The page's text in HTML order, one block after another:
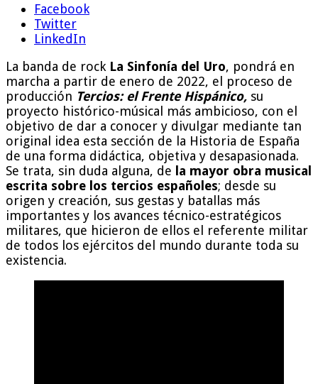
Facebook
Twitter
LinkedIn
La banda de rock La Sinfonía del Uro, pondrá en
marcha a partir de enero de 2022, el proceso de
producción Tercios: el Frente Hispánico, su
proyecto histórico-músical más ambicioso, con el
objetivo de dar a conocer y divulgar mediante tan
original idea esta sección de la Historia de España
de una forma didáctica, objetiva y desapasionada.
Se trata, sin duda alguna, de la mayor obra musical
escrita sobre los tercios españoles; desde su
origen y creación, sus gestas y batallas más
importantes y los avances técnico-estratégicos
militares, que hicieron de ellos el referente militar
de todos los ejércitos del mundo durante toda su
existencia.